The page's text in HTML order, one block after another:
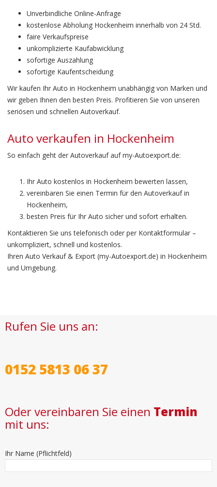
Unverbindliche Online-Anfrage
kostenlose Abholung Hockenheim innerhalb von 24 Std.
faire Verkaufspreise
unkomplizierte Kaufabwicklung
sofortige Auszahlung
sofortige Kaufentscheidung
Wir kaufen Ihr Auto in Hockenheim unabhängig von Marken und
wir geben Ihnen den besten Preis. Profitieren Sie von unseren
seriösen und schnellen Autoverkauf.
Auto verkaufen in Hockenheim
So einfach geht der Autoverkauf auf my-Autoexport.de:
Ihr Auto kostenlos in Hockenheim bewerten lassen,
vereinbaren Sie einen Termin für den Autoverkauf in
Hockenheim,
besten Preis für Ihr Auto sicher und sofort erhalten.
Kontaktieren Sie uns telefonisch oder per Kontaktformular –
unkompliziert, schnell und kostenlos.
Ihren Auto Verkauf & Export (my-Autoexport.de) in Hockenheim
und Umgebung.
Rufen Sie uns an:
0152 5813 06 37
Oder vereinbaren Sie einen Termin
mit uns:
Ihr Name (Pflichtfeld)